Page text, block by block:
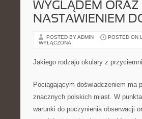
WYGLĄDEM
NASTAWIENIEM
POSTED BY ADMIN POSTED ON
WYŁĄCZONA
Jakiego rodzaju okulary z
Pociągającym doświadczeniem ma
znacznych polskich miast. W
warunki do poczynienia obserwacji